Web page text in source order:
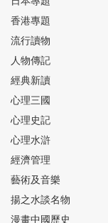
⑭
⑮
香港專題
流行讀物
人物傳記
經典新讀
心理三國
心理史記
心理水滸
經濟管理
藝術及音樂
揚之水談名物
漫畫中國歷史